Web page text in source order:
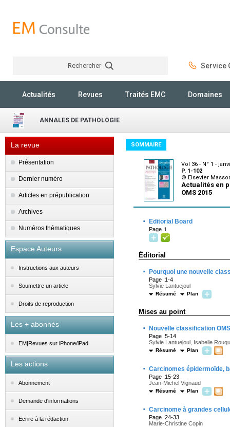
Rechercher Service
Actualités Revues Traités EMC Domaines
ANNALES DE PATHOLOGIE
La revue
Présentation
Dernier numéro
Articles en prépublication
Archives
Numéros thématiques
Espace Auteurs
Instructions aux auteurs
Soumettre un article
Droits de reproduction
Les + abonnés
EM|Revues sur iPhone/iPad
Les actions
Abonnement
Demande d'informations
Ecrire à la rédaction
SOMMAIRE
Vol 36 - N° 1 -
P. 1-102
© Elsevier
Actualités en
OMS 2015
· Editorial Board
Page :i
Éditorial
· Pourquoi une nouvelle
Page :1-4
Sylvie Lantuejoul
Résumé Plan
Mises au point
· Nouvelle classification
Page :5-14
Sylvie Lantuejoul, Isabelle
Résumé Plan
· Carcinomes épidermoïde,
Page :15-23
Jean-Michel Vignaud
Résumé Plan
· Carcinome à grandes
Page :24-33
Marie-Christine Copin